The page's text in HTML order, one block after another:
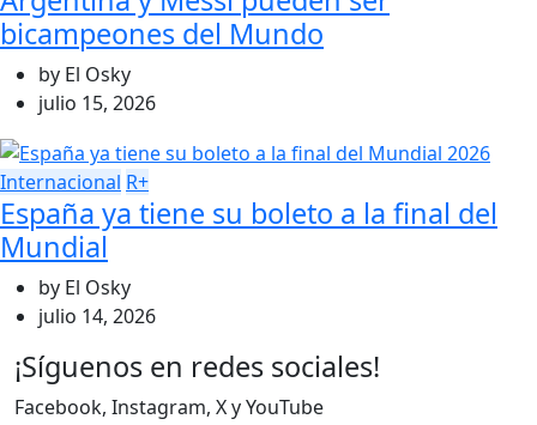
bicampeones del Mundo
by El Osky
julio 15, 2026
Internacional R+
España ya tiene su boleto a la final del
Mundial
by El Osky
julio 14, 2026
¡Síguenos en redes sociales!
Facebook, Instagram, X y YouTube